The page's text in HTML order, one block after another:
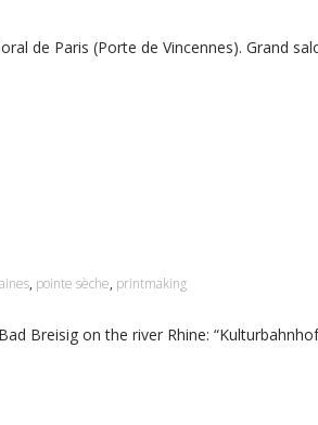
de Paris (Porte de Vincennes). Grand
, pointe sèche, printmaking
Breisig on the river Rhine: